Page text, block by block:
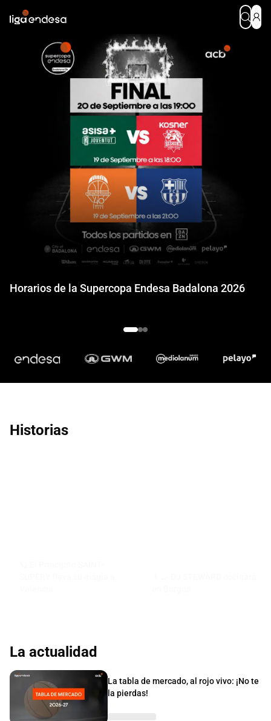
Horarios de la Supercopa Endesa Badalona 2026
Historias
La actualidad
La tabla de mercado, al rojo vivo: ¡No te
la pierdas!